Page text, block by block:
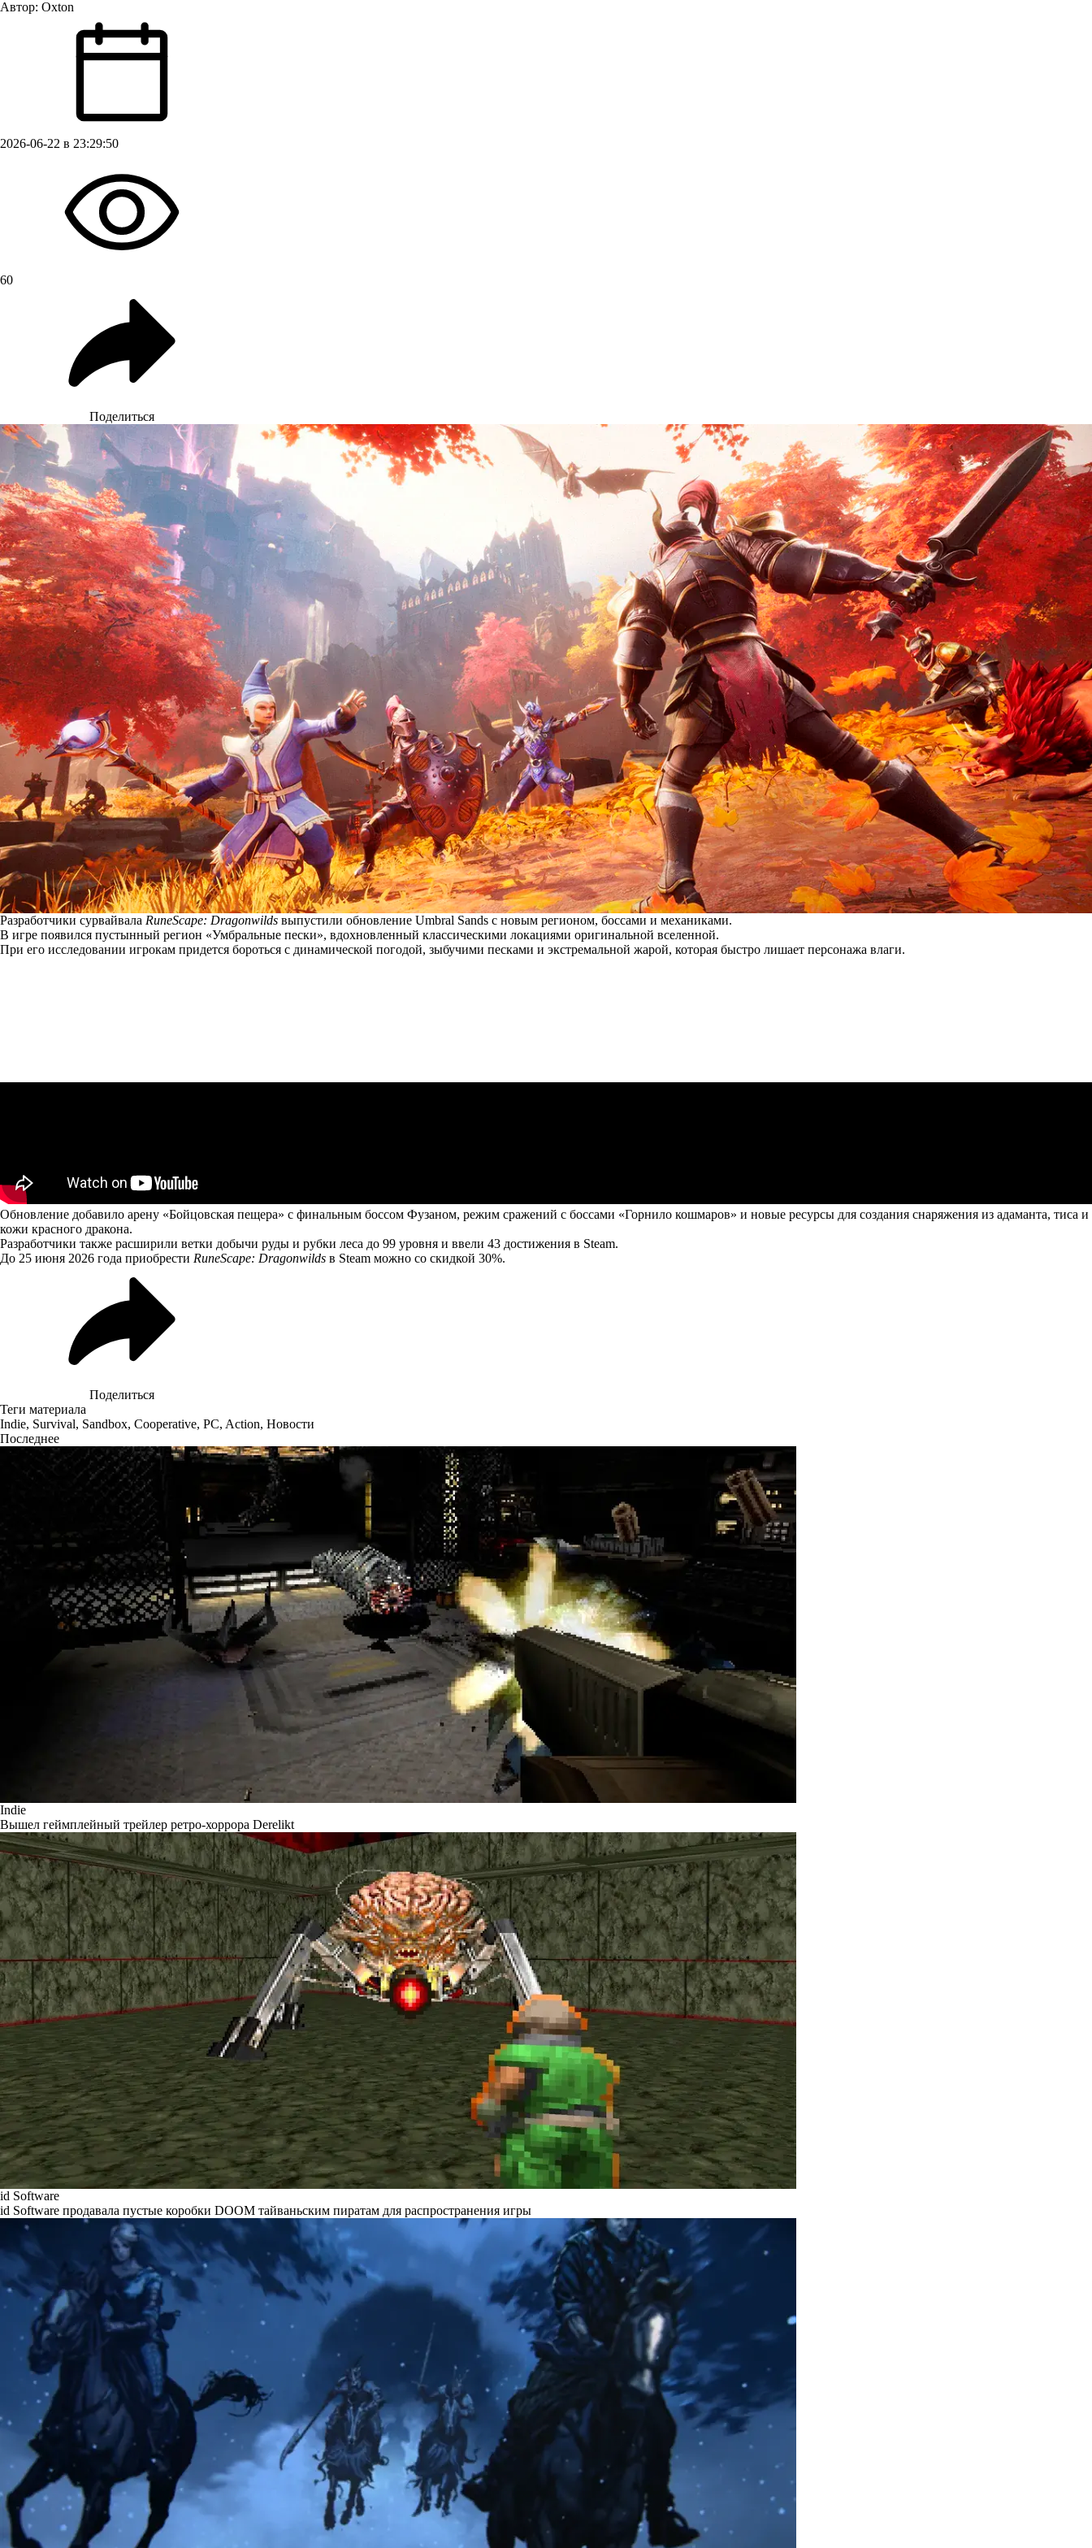
Автор: Oxton
2026-06-22 в 23:29:50
60
Поделиться
Разработчики сурвайвала RuneScape: Dragonwilds выпустили обновление Umbral Sands с новым регионом, боссами и механиками.
В игре появился пустынный регион «Умбральные пески», вдохновленный классическими локациями оригинальной вселенной.
При его исследовании игрокам придется бороться с динамической погодой, зыбучими песками и экстремальной жарой, которая быстро лишает персонажа влаги.
Обновление добавило арену «Бойцовская пещера» с финальным боссом Фузаном, режим сражений с боссами «Горнило кошмаров» и новые ресурсы для создания снаряжения из адаманта, тиса и
кожи красного дракона.
Разработчики также расширили ветки добычи руды и рубки леса до 99 уровня и ввели 43 достижения в Steam.
До 25 июня 2026 года приобрести RuneScape: Dragonwilds в Steam можно со скидкой 30%.
Поделиться
Теги материала
Indie, Survival, Sandbox, Cooperative, PC, Action, Новости
Последнее
Indie
Вышел геймплейный трейлер ретро-хоррора Derelikt
id Software
id Software продавала пустые коробки DOOM тайваньским пиратам для распространения игры